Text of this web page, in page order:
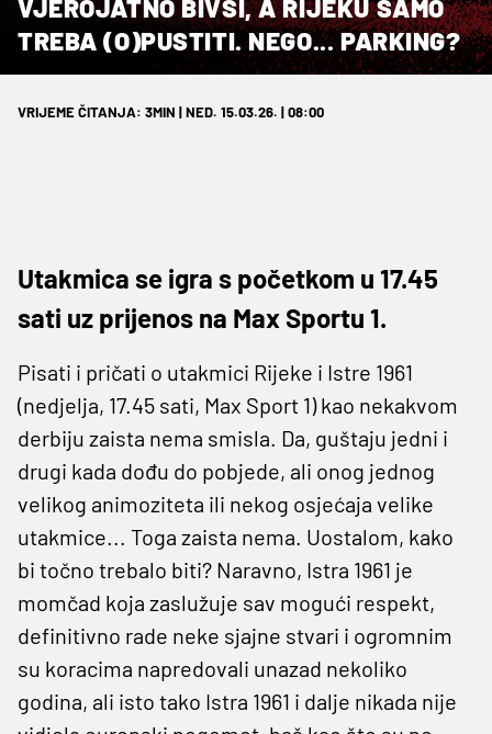
VJEROJATNO BIVŠI, A RIJEKU SAMO
TREBA (O)PUSTITI. NEGO... PARKING?
VRIJEME ČITANJA: 3MIN | NED. 15.03.26. | 08:00
Utakmica se igra s početkom u 17.45
sati uz prijenos na Max Sportu 1.
Pisati i pričati o utakmici Rijeke i Istre 1961
(nedjelja, 17.45 sati, Max Sport 1) kao nekakvom
derbiju zaista nema smisla. Da, guštaju jedni i
drugi kada dođu do pobjede, ali onog jednog
velikog animoziteta ili nekog osjećaja velike
utakmice... Toga zaista nema. Uostalom, kako
bi točno trebalo biti? Naravno, Istra 1961 je
momčad koja zaslužuje sav mogući respekt,
definitivno rade neke sjajne stvari i ogromnim
su koracima napredovali unazad nekoliko
godina, ali isto tako Istra 1961 i dalje nikada nije